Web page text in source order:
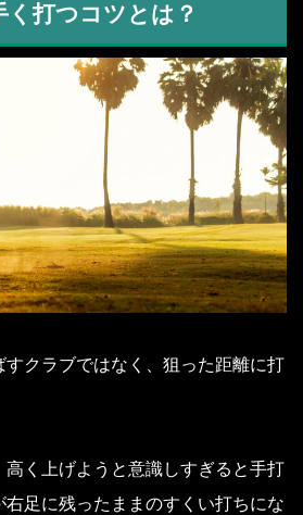
打つコツとは？
すクラブではなく、狙った距離に打
く上げようと意識しすぎると手打
足に残ったままのすくい打ちにな